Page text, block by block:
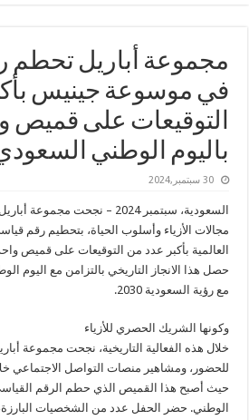
مجموعة أباريل تحطم
في موسوعة جينيس
التوقيعات على قميص
باليوم الوطني السعودي
30 سبتمبر,2024
السعودية، سبتمبر 2024 – نجحت
مجالات الأزياء وأسلوب الحياة، بتحطيم رقم
حصل هذا الانجاز التاريخي بالتزامن مع اليوم
مع رؤية السعودية 2030.
وكونها الشريك الحصري للأزياء
خلال هذه الفعالية التاريخية، نجحت مجموعة
للحضور، ومشاهير منصات التواصل الاجتماعي خلال
حيث أصبح هذا القميص الذي حطم الرقم القياسي
الوطني. حضر الحفل عدد من الشخصيات البارزة،